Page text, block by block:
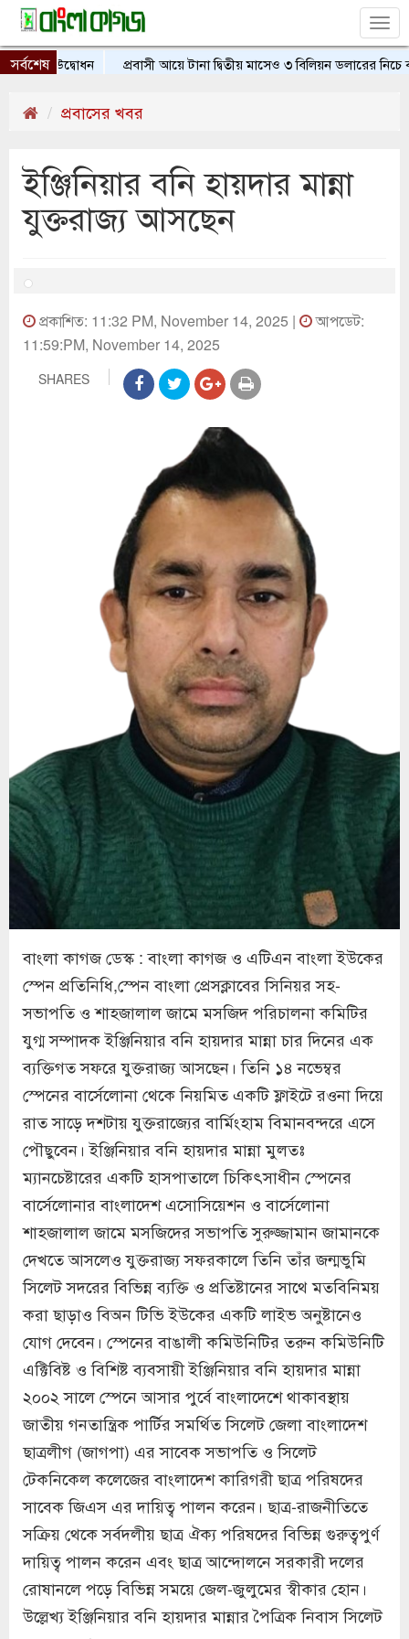
সর্বশেষউদ্বোধন প্রবাসী আয়ে টানা দ্বিতীয় মাসেও ৩ বিলিয়ন ডলারের নিচে
প্রবাসের খবর
ইঞ্জিনিয়ার বনি হায়দার মান্না
যুক্তরাজ্য আসছেন
প্রকাশিত: 11:32 PM, November 14, 2025 |
আপডেট:
11:59:PM, November 14, 2025
SHARES
বাংলা কাগজ ডেস্ক : বাংলা কাগজ ও এটিএন বাংলা ইউকের
স্পেন প্রতিনিধি,স্পেন বাংলা প্রেসক্লাবের সিনিয়র সহ-
সভাপতি ও শাহজালাল জামে মসজিদ পরিচালনা কমিটির
যুগ্ম সম্পাদক ইঞ্জিনিয়ার বনি হায়দার মান্না চার দিনের এক
ব্যক্তিগত সফরে যুক্তরাজ্য আসছেন। তিনি ১৪ নভেম্বর
স্পেনের বার্সেলোনা থেকে নিয়মিত একটি ফ্লাইটে রওনা দিয়ে
রাত সাড়ে দশটায় যুক্তরাজ্যের বার্মিংহাম বিমানবন্দরে এসে
পৌছুবেন। ইঞ্জিনিয়ার বনি হায়দার মান্না মুলতঃ
ম্যানচেষ্টারের একটি হাসপাতালে চিকিৎসাধীন স্পেনের
বার্সেলোনার বাংলাদেশ এসোসিয়েশন ও বার্সেলোনা
শাহজালাল জামে মসজিদের সভাপতি সুরুজ্জামান জামানকে
দেখতে আসলেও যুক্তরাজ্য সফরকালে তিনি তাঁর জন্মভুমি
সিলেট সদরের বিভিন্ন ব্যক্তি ও প্রতিষ্টানের সাথে মতবিনিময়
করা ছাড়াও বিঅন টিভি ইউকের একটি লাইভ অনুষ্টানেও
যোগ দেবেন। স্পেনের বাঙালী কমিউনিটির তরুন কমিউনিটি
এক্টিবিষ্ট ও বিশিষ্ট ব্যবসায়ী ইঞ্জিনিয়ার বনি হায়দার মান্না
২০০২ সালে স্পেনে আসার পুর্বে বাংলাদেশে থাকাবস্থায়
জাতীয় গনতান্ত্রিক পার্টির সমর্থিত সিলেট জেলা বাংলাদেশ
ছাত্রলীগ (জাগপা) এর সাবেক সভাপতি ও সিলেট
টেকনিকেল কলেজের বাংলাদেশ কারিগরী ছাত্র পরিষদের
সাবেক জিএস এর দায়িত্ব পালন করেন। ছাত্র-রাজনীতিতে
সক্রিয় থেকে সর্বদলীয় ছাত্র ঐক্য পরিষদের বিভিন্ন গুরুত্বপুর্ণ
দায়িত্ব পালন করেন এবং ছাত্র আন্দোলনে সরকারী দলের
রোষানলে পড়ে বিভিন্ন সময়ে জেল-জুলুমের স্বীকার হোন।
উল্লেখ্য ইঞ্জিনিয়ার বনি হায়দার মান্নার পৈত্রিক নিবাস সিলেট